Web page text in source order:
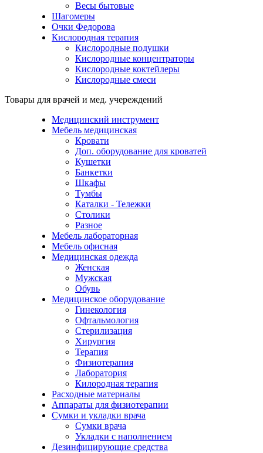
Весы бытовые
Шагомеры
Очки Федорова
Кислородная терапия
Кислородные подушки
Кислородные концентраторы
Кислородные коктейлеры
Кислородные смеси
Товары для врачей и мед. учереждений
Медицинский инструмент
Мебель медицинская
Кровати
Доп. оборудование для кроватей
Кушетки
Банкетки
Шкафы
Тумбы
Каталки - Тележки
Столики
Разное
Мебель лабораторная
Мебель офисная
Медицинская одежда
Женская
Мужская
Обувь
Медицинское оборудование
Гинекология
Офтальмология
Стерилизация
Хирургия
Терапия
Физиотерапия
Лаборатория
Килородная терапия
Расходные материалы
Аппараты для физиотерапии
Сумки и укладки врача
Сумки врача
Укладки с наполнением
Дезинфицирующие средства